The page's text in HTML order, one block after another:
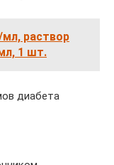
раствор
1 шт.
диабета